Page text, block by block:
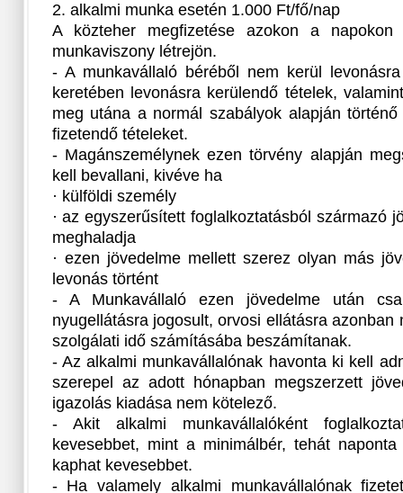
2. alkalmi munka esetén 1.000 Ft/fő/nap
A közteher megfizetése azokon a
munkaviszony létrejön.
- A munkavállaló béréből nem kerül
keretében levonásra kerülendő tételek,
meg utána a normál szabályok alapján
fizetendő tételeket.
- Magánszemélynek ezen törvény alapján
kell bevallani, kivéve ha
· külföldi személy
· az egyszerűsített foglalkoztatásból származó
meghaladja
· ezen jövedelme mellett szerez olyan más
levonás történt
- A Munkavállaló ezen jövedelme után
nyugellátásra jogosult, orvosi ellátásra azonban
szolgálati idő számításába beszámítanak.
- Az alkalmi munkavállalónak havonta ki kell
szerepel az adott hónapban megszerzett
igazolás kiadása nem kötelező.
- Akit alkalmi munkavállalóként
kevesebbet, mint a minimálbér, tehát
kaphat kevesebbet.
- Ha valamely alkalmi munkavállalónak